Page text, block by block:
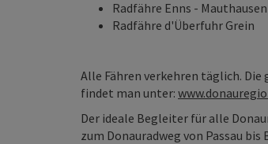
Radfähre Enns - Mauthausen
Radfähre d'Überfuhr Grein
Alle Fähren verkehren täglich.
findet man unter:
Der ideale Begleiter für alle
zum Donauradweg von Passau